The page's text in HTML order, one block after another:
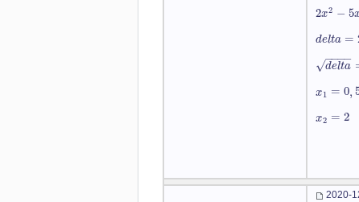
2x2 − 5
delta =
delta
− −
−−
√
x1 = 0,
x2 = 2
2020-